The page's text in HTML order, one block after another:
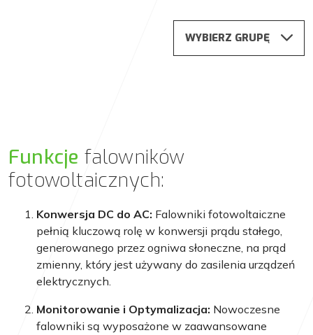
WYBIERZ GRUPĘ
Funkcje falowników
fotowoltaicznych:
Konwersja DC do AC: Falowniki fotowoltaiczne
pełnią kluczową rolę w konwersji prądu stałego,
generowanego przez ogniwa słoneczne, na prąd
zmienny, który jest używany do zasilenia urządzeń
elektrycznych.
Monitorowanie i Optymalizacja: Nowoczesne
falowniki są wyposażone w zaawansowane